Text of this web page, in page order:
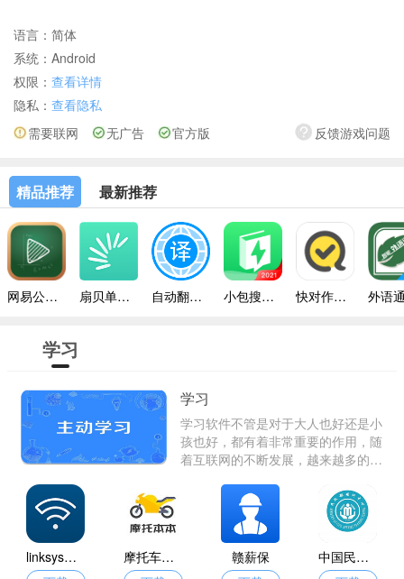
语言： 简体
系统： Android
权限： 查看详情
隐私： 查看隐私
反馈游戏问题
需要联网 无广告 官方版
精品推荐 最新推荐
网易公开课手机版 扇贝单词免费版 自动翻译器手机版 小包搜题2024安卓版 快对作业带答案
学习
学习
学习软件不管是对于大人也好还是小
孩也好，都有着非常重要的作用，随
着互联网的不断发展，越来越多的东
行工作和学习，甚至比在线下更加节
省时间和财力，小编为大家整理了以
下学习软件，有需要的朋友赶快进来
挑选下载吧！
linksys路由器
摩托车考试本本
赣薪保
中国民政培训